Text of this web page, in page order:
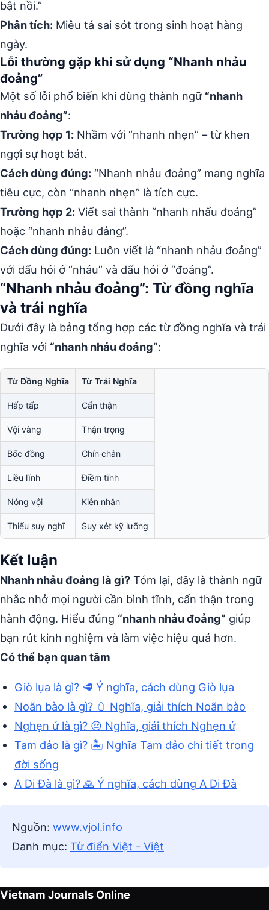
bật nồi.”
Phân tích: Miêu tả sai sót trong sinh hoạt hàng
ngày.
Lỗi thường gặp khi sử dụng “Nhanh nhảu
đoảng”
Một số lỗi phổ biến khi dùng thành ngữ “nhanh
nhảu đoảng”:
Trường hợp 1: Nhầm với “nhanh nhẹn” – từ khen
ngợi sự hoạt bát.
Cách dùng đúng: “Nhanh nhảu đoảng” mang nghĩa
tiêu cực, còn “nhanh nhẹn” là tích cực.
Trường hợp 2: Viết sai thành “nhanh nhẩu đoảng”
hoặc “nhanh nhảu đảng”.
Cách dùng đúng: Luôn viết là “nhanh nhảu đoảng”
với dấu hỏi ở “nhảu” và dấu hỏi ở “đoảng”.
“Nhanh nhảu đoảng”: Từ đồng nghĩa
và trái nghĩa
Dưới đây là bảng tổng hợp các từ đồng nghĩa và trái
nghĩa với “nhanh nhảu đoảng”:
Từ Đồng Nghĩa Từ Trái Nghĩa
Hấp tấp Cẩn thận
Vội vàng Thận trọng
Bốc đồng Chín chắn
Liều lĩnh Điềm tĩnh
Nóng vội Kiên nhẫn
Thiếu suy nghĩ Suy xét kỹ lưỡng
Kết luận
Nhanh nhảu đoảng là gì? Tóm lại, đây là thành ngữ
nhắc nhở mọi người cần bình tĩnh, cẩn thận trong
hành động. Hiểu đúng “nhanh nhảu đoảng” giúp
bạn rút kinh nghiệm và làm việc hiệu quả hơn.
Có thể bạn quan tâm
Giò lụa là gì? 🥩 Ý nghĩa, cách dùng Giò lụa
Noãn bào là gì? 🥚 Nghĩa, giải thích Noãn bào
Nghẹn ứ là gì? 😔 Nghĩa, giải thích Nghẹn ứ
Tam đảo là gì? 🏝️ Nghĩa Tam đảo chi tiết trong
đời sống
A Di Đà là gì? 🙏 Ý nghĩa, cách dùng A Di Đà
Nguồn: www.vjol.info
Danh mục: Từ điển Việt - Việt
Vietnam Journals Online